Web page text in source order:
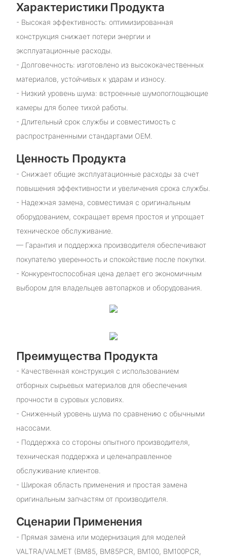
Характеристики Продукта
- Высокая эффективность: оптимизированная
конструкция снижает потери энергии и
эксплуатационные расходы.
- Долговечность: изготовлено из высококачественных
материалов, устойчивых к ударам и износу.
- Низкий уровень шума: встроенные шумопоглощающие
камеры для более тихой работы.
- Длительный срок службы и совместимость с
распространенными стандартами OEM.
Ценность Продукта
- Снижает общие эксплуатационные расходы за счет
повышения эффективности и увеличения срока службы.
- Надежная замена, совместимая с оригинальным
оборудованием, сокращает время простоя и упрощает
техническое обслуживание.
— Гарантия и поддержка производителя обеспечивают
покупателю уверенность и спокойствие после покупки.
- Конкурентоспособная цена делает его экономичным
выбором для владельцев автопарков и оборудования.
Преимущества Продукта
- Качественная конструкция с использованием
отборных сырьевых материалов для обеспечения
прочности в суровых условиях.
- Сниженный уровень шума по сравнению с обычными
насосами.
- Поддержка со стороны опытного производителя,
техническая поддержка и целенаправленное
обслуживание клиентов.
- Широкая область применения и простая замена
оригинальным запчастям от производителя.
Сценарии Применения
- Прямая замена или модернизация для моделей
VALTRA/VALMET (BM85, BM85PCR, BM100, BM100PCR,